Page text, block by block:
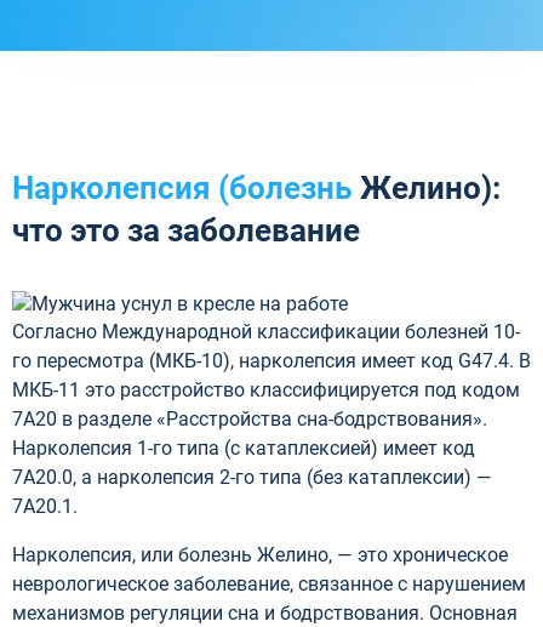
Нарколепсия (болезнь Желино):
что это за заболевание
Согласно Международной классификации болезней 10-
го пересмотра (МКБ-10), нарколепсия имеет код G47.4. В
МКБ-11 это расстройство классифицируется под кодом
7A20 в разделе «Расстройства сна-бодрствования».
Нарколепсия 1-го типа (с катаплексией) имеет код
7A20.0, а нарколепсия 2-го типа (без катаплексии) —
7A20.1.
Нарколепсия, или болезнь Желино, — это хроническое
неврологическое заболевание, связанное с нарушением
механизмов регуляции сна и бодрствования. Основная